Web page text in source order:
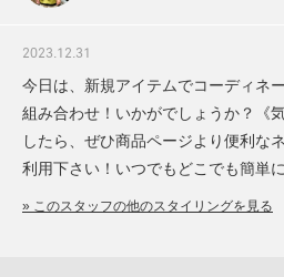
2023.12.31
今日は、新規アイテムでコーディネ
組み合わせ！いかがでしょうか？《
したら、ぜひ商品ページより便利な
利用下さい！いつでもどこでも簡単
» このスタッフの他のスタイリングを見る